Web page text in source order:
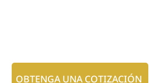
OBTENGA UNA COTIZACIÓN